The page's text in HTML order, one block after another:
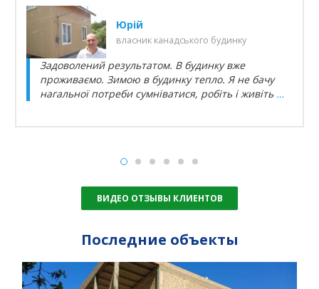
Юрій
власник канадського будинку
Задоволений результатом. В будинку вже
проживаємо. Зимою в будинку тепло. Я не бачу
нагальної потреби сумніватися, робіть і живіть …
ВИДЕО ОТЗЫВЫ КЛИЕНТОВ
Последние объекты